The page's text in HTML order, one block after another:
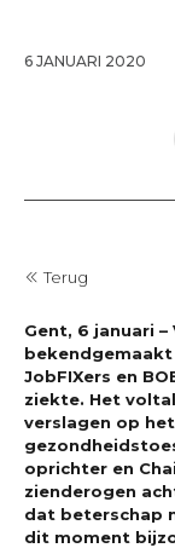
6 JANUARI 2020
Terug
Gent, 6 januari
JobFIXers en
ziekte. Het
verslagen op
oprichter en
zienderogen
dat beterschap
dit moment